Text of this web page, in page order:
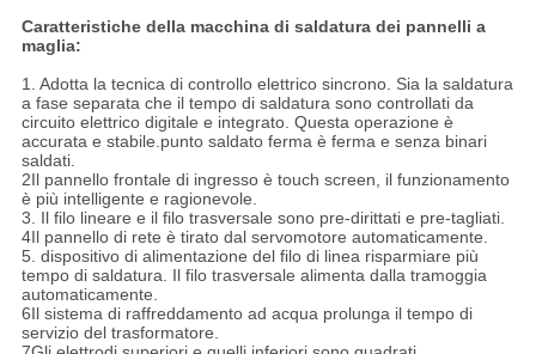
Caratteristiche della macchina di saldatura dei pannelli a
maglia:
1. Adotta la tecnica di controllo elettrico sincrono. Sia la saldatura
a fase separata che il tempo di saldatura sono controllati da
circuito elettrico digitale e integrato. Questa operazione è
accurata e stabile.punto saldato ferma è ferma e senza binari
saldati.
2Il pannello frontale di ingresso è touch screen, il funzionamento
è più intelligente e ragionevole.
3. Il filo lineare e il filo trasversale sono pre-dirittati e pre-tagliati.
4Il pannello di rete è tirato dal servomotore automaticamente.
5. dispositivo di alimentazione del filo di linea risparmiare più
tempo di saldatura. Il filo trasversale alimenta dalla tramoggia
automaticamente.
6Il sistema di raffreddamento ad acqua prolunga il tempo di
servizio del trasformatore.